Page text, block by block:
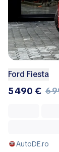
Ford Fiesta
5 490 € 6
AutoDE.ro